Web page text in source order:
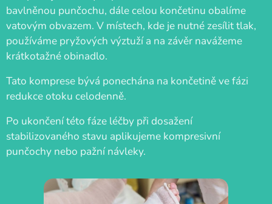
bavlněnou punčochu, dále celou končetinu obalíme
vatovým obvazem. V místech, kde je nutné zesílit tlak,
používáme pryžových výztuží a na závěr navážeme
krátkotažné obinadlo.
Tato komprese bývá ponechána na končetině ve fázi
redukce otoku celodenně.
Po ukončení této fáze léčby při dosažení
stabilizovaného stavu aplikujeme kompresivní
punčochy nebo pažní návleky.